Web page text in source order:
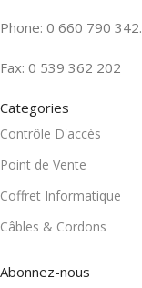
Phone: 0 660 790 342.
Fax: 0 539 362 202
Categories
Contrôle D'accès
Point de Vente
Coffret Informatique
Câbles & Cordons
Abonnez-nous